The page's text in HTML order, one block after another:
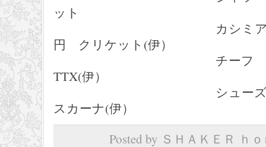
ット
カシミアタイ １
円 クリケット(伊）
チーフ ５，２
TTX(伊）
シューズ ３３，
スカーナ(伊）
Posted by ＳＨＡＫＥＲ ｈ